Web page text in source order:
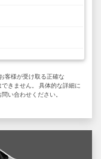
客様が受け取る正確な
きません。 具体的な詳細に
い合わせください。